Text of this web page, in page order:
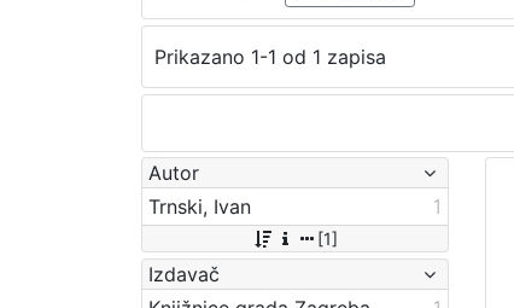
Prikazano 1-1 od 1 zapisa
Autor
Trnski, Ivan
1
[1]
Izdavač